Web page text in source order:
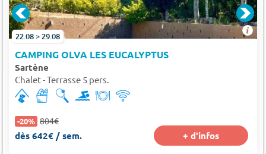
22.08 > 29.08
CAMPING OLVA LES EUCALYPTUS
Sartène
Chalet - Terrasse 5 pers.
-20% 804€
dès 642€ / sem. + d'infos